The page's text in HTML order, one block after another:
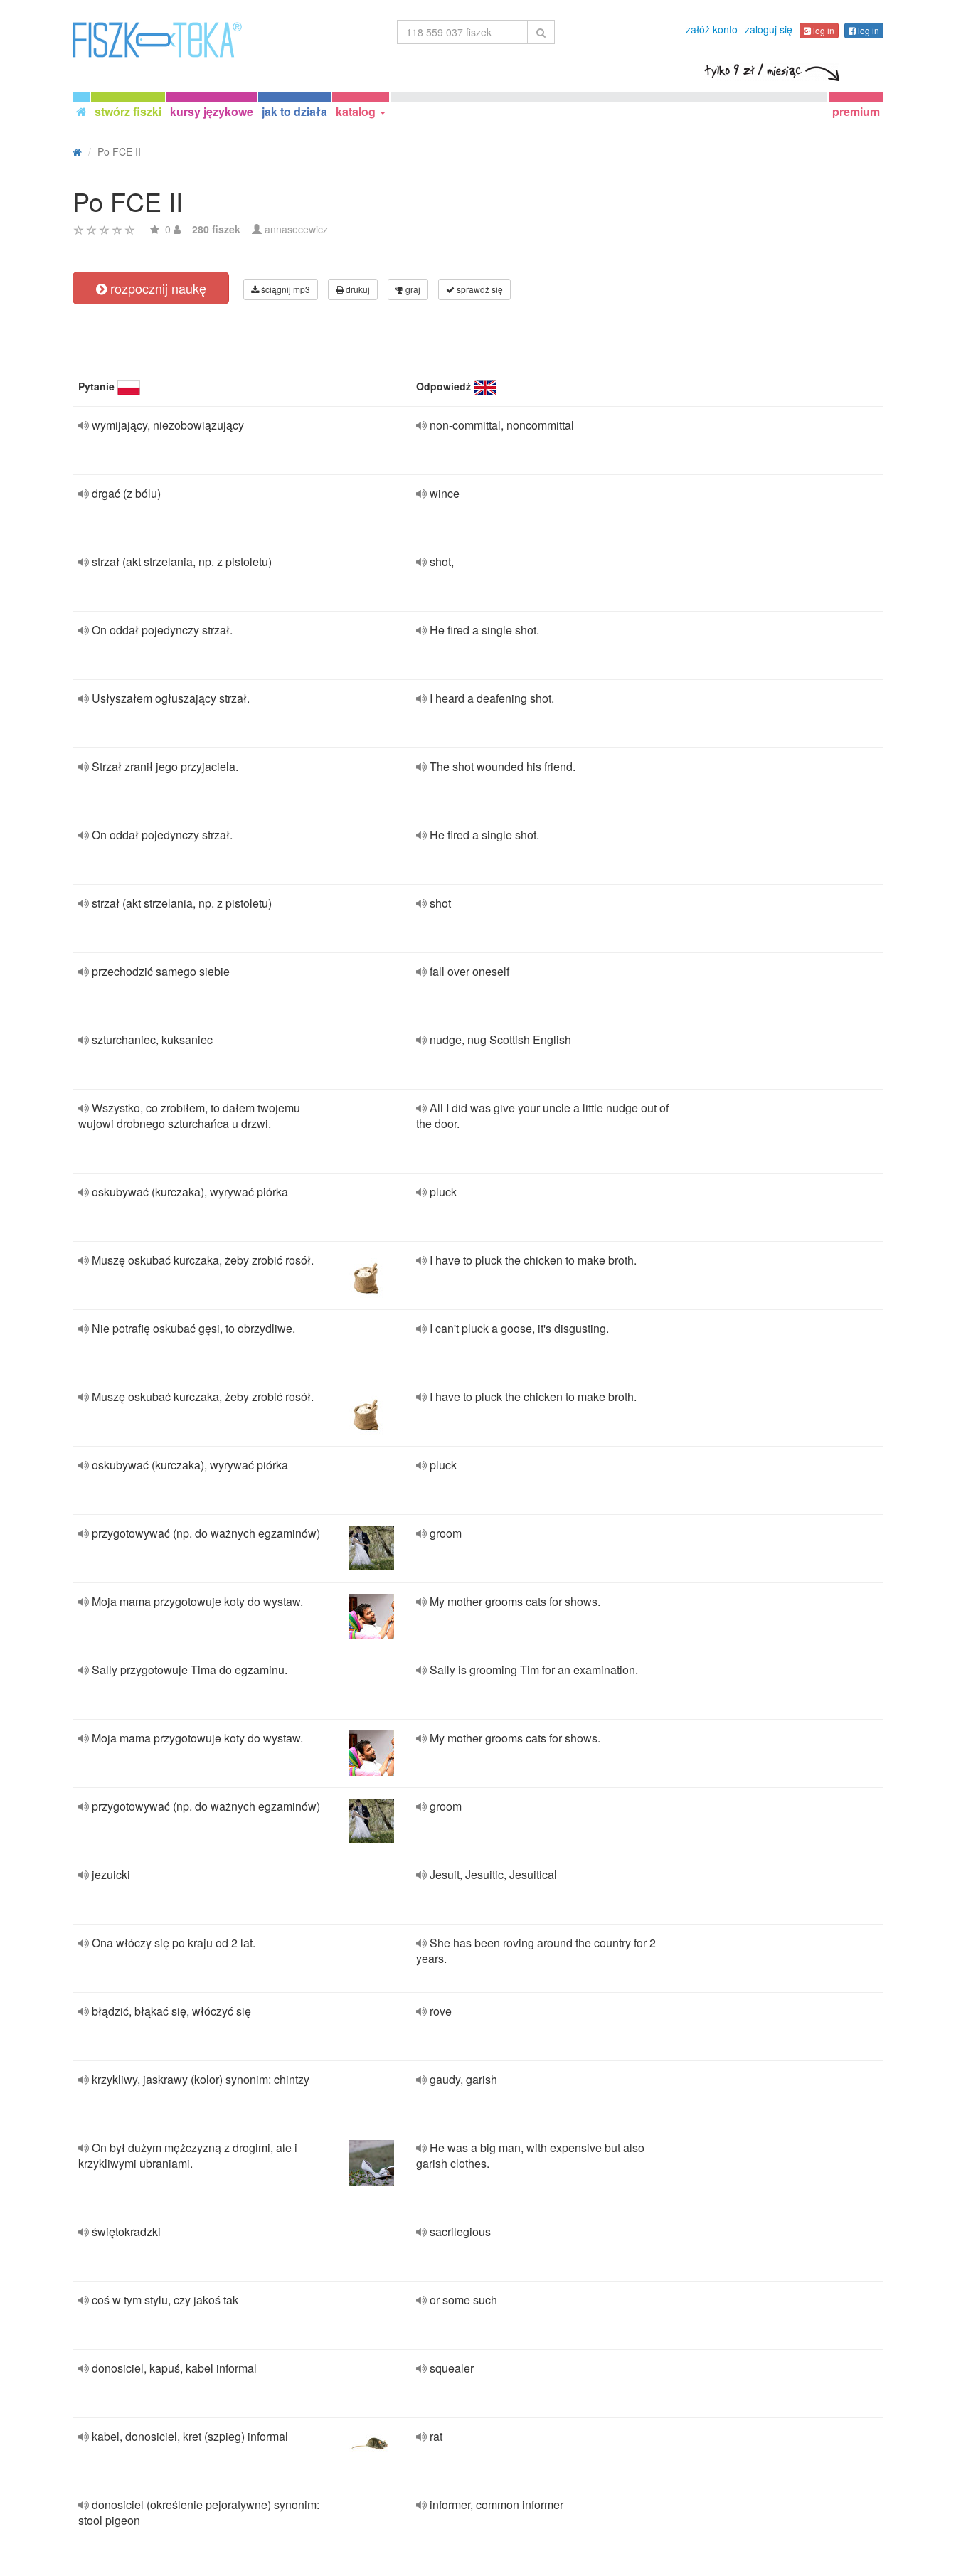
załóż konto zaloguj się log in log in
stwórz fiszki kursy językowe jak to działa katalog premium
Po FCE II
Po FCE II
0 280 fiszek annasecewicz
rozpocznij naukę ściągnij mp3 drukuj graj sprawdź się
Pytanie Odpowiedź
wymijający, niezobowiązujący non-committal, noncommittal
drgać (z bólu) wince
strzał (akt strzelania, np. z pistoletu) shot,
On oddał pojedynczy strzał. He fired a single shot.
Usłyszałem ogłuszający strzał. I heard a deafening shot.
Strzał zranił jego przyjaciela. The shot wounded his friend.
On oddał pojedynczy strzał. He fired a single shot.
strzał (akt strzelania, np. z pistoletu) shot
przechodzić samego siebie fall over oneself
szturchaniec, kuksaniec nudge, nug Scottish English
Wszystko, co zrobiłem, to dałem twojemu
wujowi drobnego szturchańca u drzwi.
All I did was give your uncle a little nudge out of
the door.
oskubywać (kurczaka), wyrywać piórka pluck
Muszę oskubać kurczaka, żeby zrobić rosół. I have to pluck the chicken to make broth.
Nie potrafię oskubać gęsi, to obrzydliwe. I can't pluck a goose, it's disgusting.
Muszę oskubać kurczaka, żeby zrobić rosół. I have to pluck the chicken to make broth.
oskubywać (kurczaka), wyrywać piórka pluck
przygotowywać (np. do ważnych egzaminów) groom
Moja mama przygotowuje koty do wystaw. My mother grooms cats for shows.
Sally przygotowuje Tima do egzaminu. Sally is grooming Tim for an examination.
Moja mama przygotowuje koty do wystaw. My mother grooms cats for shows.
przygotowywać (np. do ważnych egzaminów) groom
jezuicki Jesuit, Jesuitic, Jesuitical
Ona włóczy się po kraju od 2 lat.
She has been roving around the country for 2
years.
błądzić, błąkać się, włóczyć się rove
krzykliwy, jaskrawy (kolor) synonim: chintzy gaudy, garish
On był dużym mężczyzną z drogimi, ale i
krzykliwymi ubraniami.
He was a big man, with expensive but also
garish clothes.
świętokradzki sacrilegious
coś w tym stylu, czy jakoś tak or some such
donosiciel, kapuś, kabel informal squealer
kabel, donosiciel, kret (szpieg) informal rat
donosiciel (określenie pejoratywne) synonim:
stool pigeon
informer, common informer